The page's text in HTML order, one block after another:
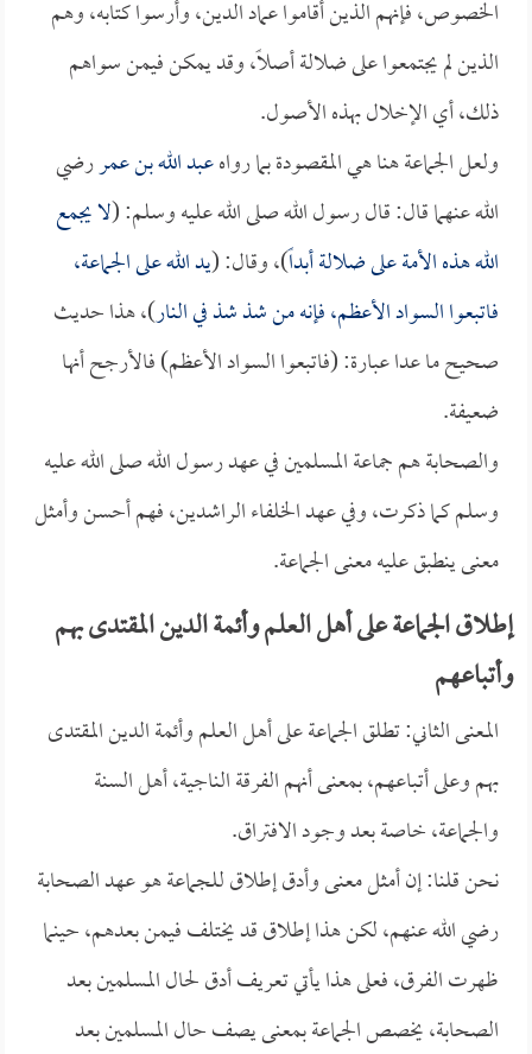
الخصوص، فإنهم الذين أقاموا عماد الدين، وأرسوا كتابه، وهم
الذين لم يجتمعوا على ضلالة أصلاً، وقد يمكن فيمن سواهم
ذلك، أي الإخلال بهذه الأصول.
ولعل الجماعة هنا هي المقصودة بما رواهعبد الله بن عمررضي
الله عنهما قال: قال رسول الله صلى الله عليه وسلم: (لا يجمع
الله هذه الأمة على ضلالة أبداً)، وقال: (يد الله على الجماعة،
فاتبعوا السواد الأعظم، فإنه من شذ شذ في النار)، هذا حديث
صحيح ما عدا عبارة: (فاتبعوا السواد الأعظم) فالأرجح أنها
ضعيفة.
والصحابة هم جماعة المسلمين في عهد رسول الله صلى الله عليه
وسلم كما ذكرت، وفي عهد الخلفاء الراشدين، فهم أحسن وأمثل
معنى ينطبق عليه معنى الجماعة.
إطلاق الجماعة على أهل العلم وأئمة الدين المقتدى بهم
وأتباعهم
المعنى الثاني: تطلق الجماعة على أهل العلم وأئمة الدين المقتدى
بهم وعلى أتباعهم، بمعنى أنهم الفرقة الناجية، أهل السنة
والجماعة، خاصة بعد وجود الافتراق.
نحن قلنا: إن أمثل معنى وأدق إطلاق للجماعة هو عهد الصحابة
رضي الله عنهم، لكن هذا إطلاق قد يختلف فيمن بعدهم، حينما
ظهرت الفرق، فعلى هذا يأتي تعريف أدق لحال المسلمين بعد
الصحابة، يخصص الجماعة بمعنى يصف حال المسلمين بعد